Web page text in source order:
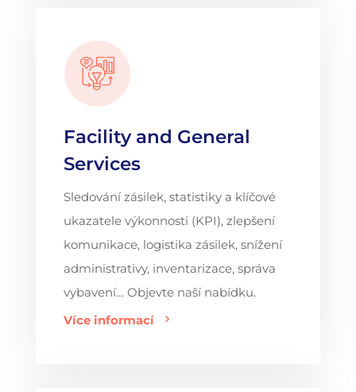
Facility and General
Services
Sledování zásilek, statistiky a klíčové
ukazatele výkonnosti (KPI), zlepšení
komunikace, logistika zásilek, snížení
administrativy, inventarizace, správa
vybavení… Objevte naší nabídku.
Více informací